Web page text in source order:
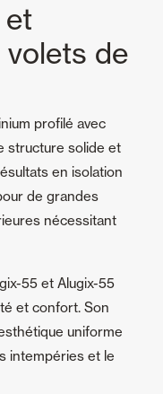
et
de
profilé avec
structure solide et
en isolation
de grandes
nécessitant
55 et Alugix-55
et confort. Son
uniforme
intempéries et le